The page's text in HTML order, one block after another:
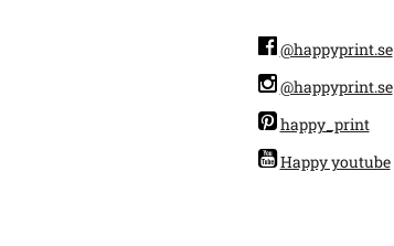
@happyprint.se
@happyprint.se
happy_print
Happy youtube